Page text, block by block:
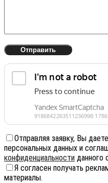
Отправляя заявку, Вы
персональных данных и
конфиденциальности данного
Я согласен получать
материалы.